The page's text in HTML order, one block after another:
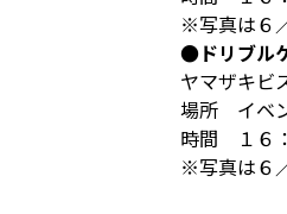
※写真は６
●ドリブル
ヤマザキビ
場所 イベ
時間 １６
※写真は６